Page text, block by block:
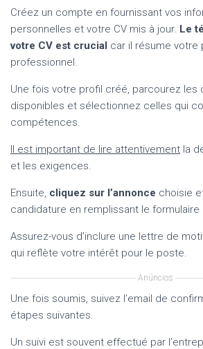
Créez un compte en fournissant vos
personnelles et votre CV mis à jour. Le
votre CV est crucial car il résume votre
professionnel.
Une fois votre profil créé, parcourez les
disponibles et sélectionnez celles qui
compétences.
Il est important de lire attentivement la
et les exigences.
Ensuite, cliquez sur l’annonce choisie
candidature en remplissant le formulaire
Assurez-vous d’inclure une lettre de
qui reflète votre intérêt pour le poste.
Anúncios
Une fois soumis, suivez l’email de
étapes suivantes.
Un suivi est souvent effectué par